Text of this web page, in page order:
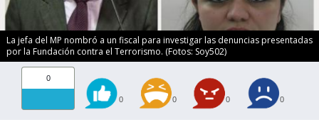
La jefa del MP nombró a un fiscal para investigar las denuncias presentadas
por la Fundación contra el Terrorismo. (Fotos: Soy502)
0
0 0 0 0